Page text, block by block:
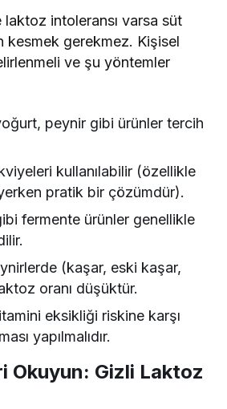
intoleransı varsa süt
kesmek gerekmez. Kişisel
ve şu yöntemler
peynir gibi ürünler tercih
kullanılabilir (özellikle
pratik bir çözümdür).
fermente ürünler genellikle
(kaşar, eski kaşar,
oranı düşüktür.
eksikliği riskine karşı
yapılmalıdır.
Gizli Laktoz